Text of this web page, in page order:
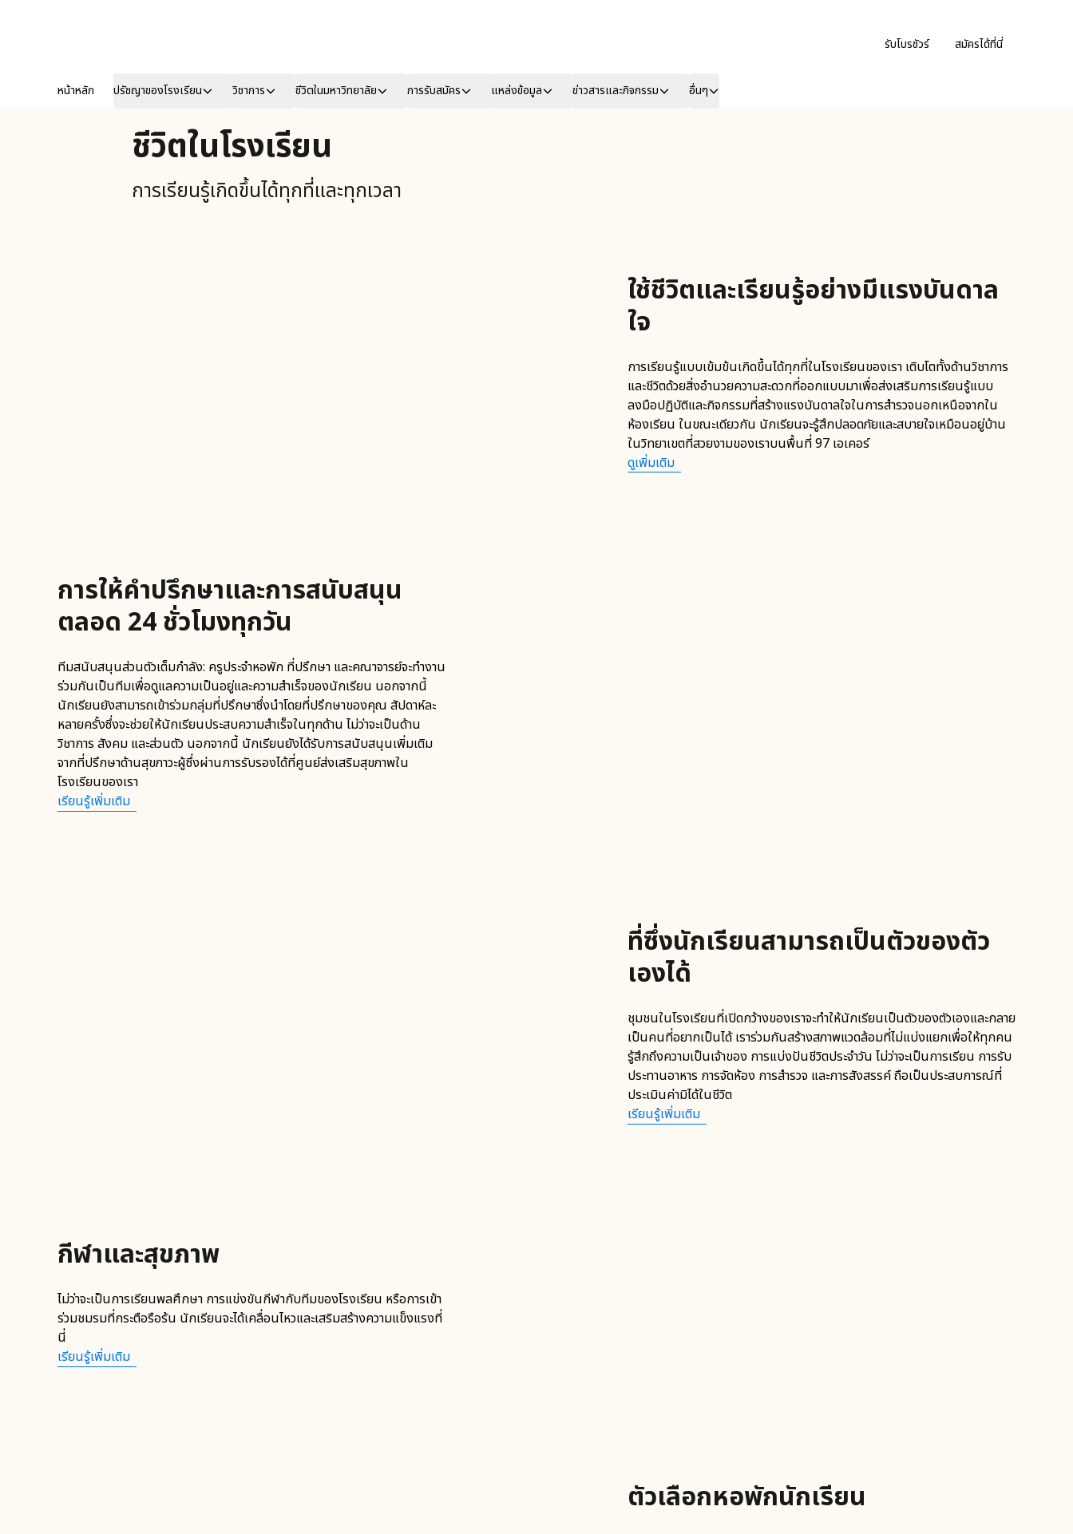
รับโบรชัวร์ สมัครได้ที่นี่
หน้าหลัก ปรัชญาของโรงเรียน วิชาการ ชีวิตในมหาวิทยาลัย การรับสมัคร แหล่งข้อมูล ข่าวสารและกิจกรรม อื่นๆ
ชีวิตในโรงเรียน
การเรียนรู้เกิดขึ้นได้ทุกที่และทุกเวลา
ใช้ชีวิตและเรียนรู้อย่างมีแรงบันดาล
ใจ
การเรียนรู้แบบเข้มข้นเกิดขึ้นได้ทุกที่ในโรงเรียนของเรา เติบโตทั้งด้านวิชาการ
และชีวิตด้วยสิ่งอำนวยความสะดวกที่ออกแบบมาเพื่อส่งเสริมการเรียนรู้แบบ
ลงมือปฏิบัติและกิจกรรมที่สร้างแรงบันดาลใจในการสำรวจนอกเหนือจากใน
ห้องเรียน ในขณะเดียวกัน นักเรียนจะรู้สึกปลอดภัยและสบายใจเหมือนอยู่บ้าน
ในวิทยาเขตที่สวยงามของเราบนพื้นที่ 97 เอเคอร์
ดูเพิ่มเติม
การให้คำปรึกษาและการสนับสนุน
ตลอด 24 ชั่วโมงทุกวัน
ทีมสนับสนุนส่วนตัวเต็มกำลัง: ครูประจำหอพัก ที่ปรึกษา และคณาจารย์จะทำงาน
ร่วมกันเป็นทีมเพื่อดูแลความเป็นอยู่และความสำเร็จของนักเรียน นอกจากนี้
นักเรียนยังสามารถเข้าร่วมกลุ่มที่ปรึกษาซึ่งนำโดยที่ปรึกษาของคุณ สัปดาห์ละ
หลายครั้งซึ่งจะช่วยให้นักเรียนประสบความสำเร็จในทุกด้าน ไม่ว่าจะเป็นด้าน
วิชาการ สังคม และส่วนตัว นอกจากนี้ นักเรียนยังได้รับการสนับสนุนเพิ่มเติม
จากที่ปรึกษาด้านสุขภาวะผู้ซึ่งผ่านการรับรองได้ที่ศูนย์ส่งเสริมสุขภาพใน
โรงเรียนของเรา
เรียนรู้เพิ่มเติม
ที่ซึ่งนักเรียนสามารถเป็นตัวของตัว
เองได้
ชุมชนในโรงเรียนที่เปิดกว้างของเราจะทำให้นักเรียนเป็นตัวของตัวเองและกลาย
เป็นคนที่อยากเป็นได้ เราร่วมกันสร้างสภาพแวดล้อมที่ไม่แบ่งแยกเพื่อให้ทุกคน
รู้สึกถึงความเป็นเจ้าของ การแบ่งปันชีวิตประจำวัน ไม่ว่าจะเป็นการเรียน การรับ
ประทานอาหาร การจัดห้อง การสำรวจ และการสังสรรค์ ถือเป็นประสบการณ์ที่
ประเมินค่ามิได้ในชีวิต
เรียนรู้เพิ่มเติม
กีฬาและสุขภาพ
ไม่ว่าจะเป็นการเรียนพลศึกษา การแข่งขันกีฬากับทีมของโรงเรียน หรือการเข้า
ร่วมชมรมที่กระตือรือร้น นักเรียนจะได้เคลื่อนไหวและเสริมสร้างความแข็งแรงที่
นี่
เรียนรู้เพิ่มเติม
ตัวเลือกหอพักนักเรียน